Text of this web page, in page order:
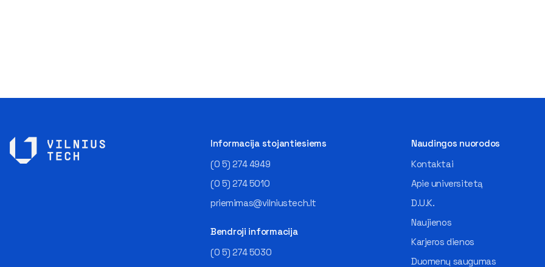
Informacija stojantiesiems
(0 5) 274 4949
(0 5) 274 5010
priemimas@vilniustech.lt
Bendroji informacija
(0 5) 274 5030
Naudingos nuorodos
Kontaktai
Apie universitetą
D.U.K.
Naujienos
Karjeros dienos
Duomenų saugumas